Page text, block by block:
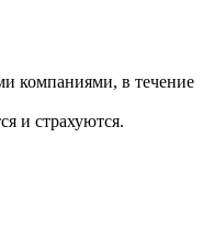
компаниями, в течение
и страхуются.